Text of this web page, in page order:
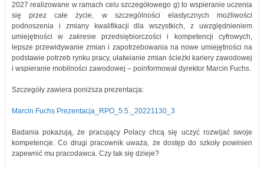
2027 realizowane w ramach celu szczegółowego g) to wspieranie uczenia
się przez całe życie, w szczególności elastycznych możliwości
podnoszenia i zmiany kwalifikacji dla wszystkich, z uwzględnieniem
umiejętności w zakresie przedsiębiorczości i kompetencji cyfrowych,
lepsze przewidywanie zmian i zapotrzebowania na nowe umiejętności na
podstawie potrzeb rynku pracy, ułatwianie zmian ścieżki kariery zawodowej
i wspieranie mobilności zawodowej – poinformował dyrektor Marcin Fuchs.
Szczegóły zawiera poniższa prezentacja:
Marcin Fuchs Prezentacja_RPO_5.5._20221130_3
Badania pokazują, że pracujący Polacy chcą się uczyć rozwijać swoje
kompetencje. Co drugi pracownik uważa, że dostęp do szkoły powinien
zapewnić mu pracodawca. Czy tak się dzieje?